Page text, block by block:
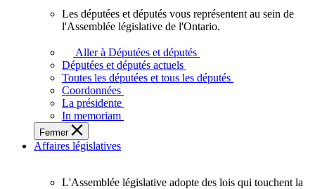
députés
vous
représentent
sein
de
l'Assemblée
législative
l'Ontario.
Les députées et députés vous représentent au sein de
l'Assemblée législative de l'Ontario.
Aller à Députées et députés
Députées et députés actuels
Toutes les députées et tous les députés
Coordonnées
La présidente
In memoriam
Fermer
Affaires législatives
L'Assemblée législative adopte des lois qui touchent la